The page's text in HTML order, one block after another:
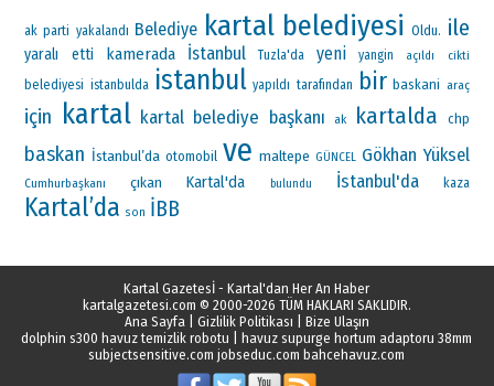
ak parti yakalandı Belediye kartal belediyesi Oldu. ile
yaralı etti kamerada İstanbul Tuzla'da yeni yangin açıldı cikti
belediyesi istanbulda istanbul yapıldı tarafından bir baskani araç
için kartal kartal belediye başkanı ak kartalda chp
baskan İstanbul’da otomobil ve maltepe GÜNCEL Gökhan Yüksel
Cumhurbaşkanı çıkan Kartal'da bulundu İstanbul'da kaza
Kartal’da son İBB
Kartal Gazetesİ - Kartal'dan Her An Haber
kartalgazetesi.com © 2000-2026 TÜM HAKLARI SAKLIDIR.
Ana Sayfa| Gizlilik Politikası
Bize Ulaşın
dolphin s300 havuz temizlik robotu
havuz supurge hortum adaptoru 38mm
subjectsensitive.com jobseduc.com bahcehavuz.com